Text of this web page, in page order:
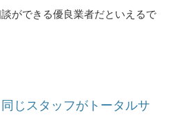
ができる優良業者だといえるで
じスタッフがトータルサ